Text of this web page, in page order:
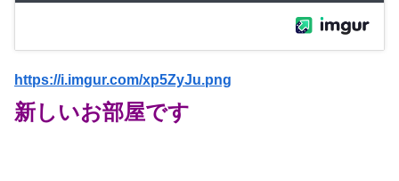
https://i.imgur.com/xp5ZyJu.png
新しいお部屋です